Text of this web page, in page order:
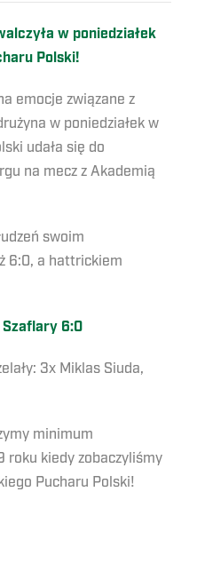
w poniedziałek
Polski!
emocje związane z
w poniedziałek w
udała się do
na mecz z Akademią
swoim
6:0, a hattrickiem
Szaflary 6:0
3x Miklas Siuda,
minimum
roku kiedy zobaczyliśmy
Pucharu Polski!